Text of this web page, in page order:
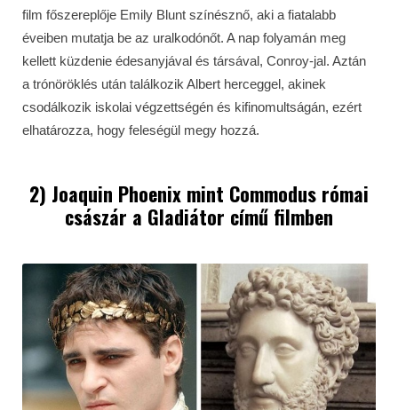
film főszereplője Emily Blunt színésznő, aki a fiatalabb
éveiben mutatja be az uralkodónőt. A nap folyamán meg
kellett küzdenie édesanyjával és társával, Conroy-jal. Aztán
a trónöröklés után találkozik Albert herceggel, akinek
csodálkozik iskolai végzettségén és kifinomultságán, ezért
elhatározza, hogy feleségül megy hozzá.
2) Joaquin Phoenix mint Commodus római
császár a Gladiátor című filmben